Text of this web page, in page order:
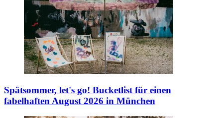
Spätsommer, let's go! Bucketlist für einen
fabelhaften August 2026 in München